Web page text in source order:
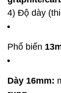
4) Độ dày
Phổ biến
Dày 16mm: